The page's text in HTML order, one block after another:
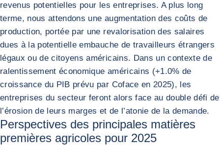
revenus potentielles pour les entreprises. A plus long
terme, nous attendons une augmentation des coûts de
production, portée par une revalorisation des salaires
dues à la potentielle embauche de travailleurs étrangers
légaux ou de citoyens américains. Dans un contexte de
ralentissement économique américains (+1.0% de
croissance du PIB prévu par Coface en 2025), les
entreprises du secteur feront alors face au double défi de
l’érosion de leurs marges et de l’atonie de la demande.
Perspectives des principales matières
premières agricoles pour 2025